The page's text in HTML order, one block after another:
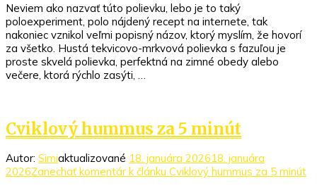
Neviem ako nazvať túto polievku, lebo je to taký
poloexperiment, polo nájdený recept na internete, tak
nakoniec vznikol veľmi popisný názov, ktorý myslím, že hovorí
za všetko. Hustá tekvicovo-mrkvová polievka s fazuľou je
proste skvelá polievka, perfektná na zimné obedy alebo
večere, ktorá rýchlo zasýti, …
Cviklový hummus za 5 minút
Autor: Simiaktualizované 18. januára 202618. januára
2026Zanechať komentár k článku Cviklový hummus za 5 minút